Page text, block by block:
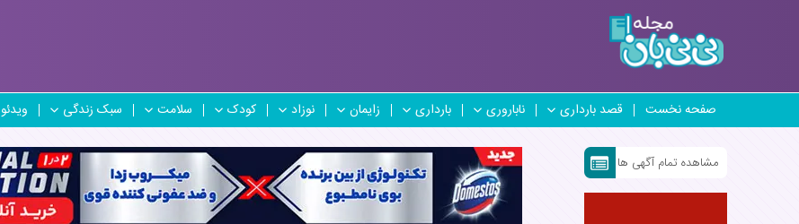
صفحه نخست قصد بارداری ناباروری بارداری زایمان نوزاد کودک سلامت سبک زندگی ویدئو
مشاهده تمام آگهی ها